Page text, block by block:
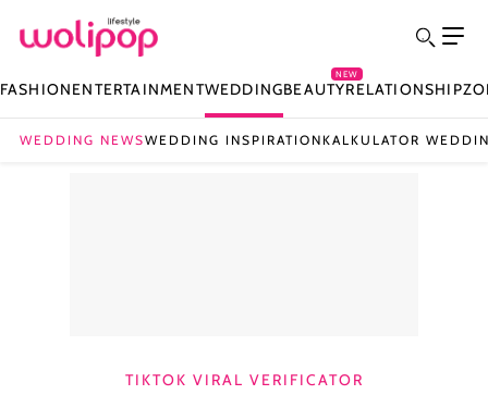
FASHIONENTERTAINMENTWEDDINGBEAUTY
NEW
RELATIONSHIP
WEDDING NEWSWEDDING INSPIRATION KALKULATOR
TIKTOK VIRAL VERIFICATOR